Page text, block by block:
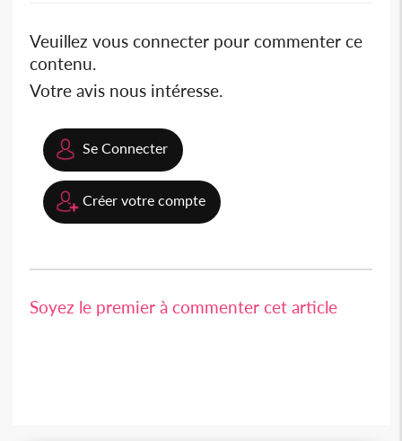
Veuillez vous connecter pour commenter ce
contenu.
Votre avis nous intéresse.
Se Connecter
Créer votre compte
Soyez le premier à commenter cet article